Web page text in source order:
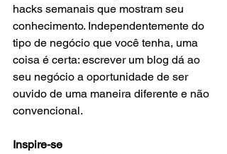
hacks semanais que mostram seu
conhecimento. Independentemente do
tipo de negócio que você tenha, uma
coisa é certa: escrever um blog dá ao
seu negócio a oportunidade de ser
ouvido de uma maneira diferente e não
convencional.
Inspire-se